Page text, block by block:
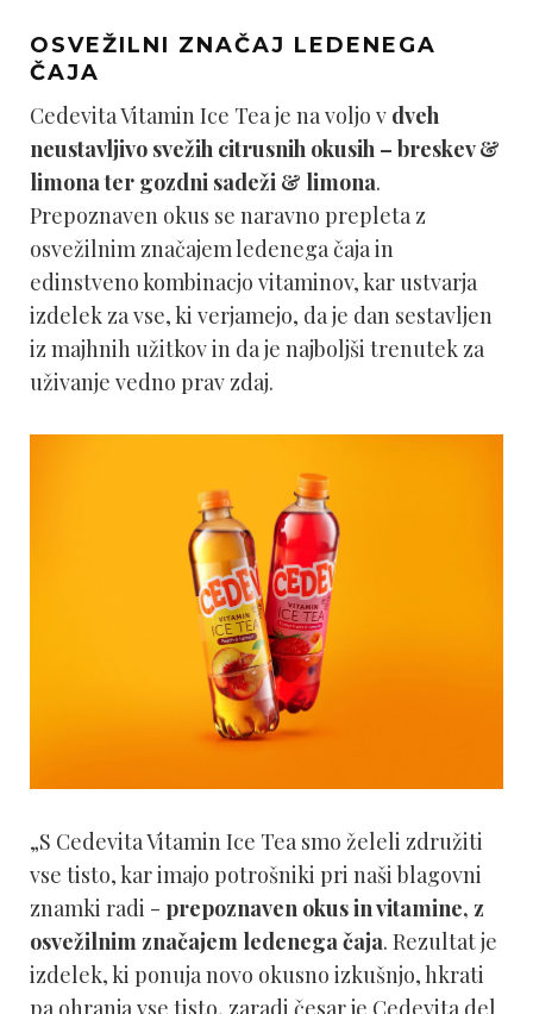
OSVEŽILNI ZNAČAJ LEDENEGA
ČAJA
Cedevita Vitamin Ice Tea je na voljo v dveh
neustavljivo svežih citrusnih okusih – breskev &
limona ter gozdni sadeži & limona.
Prepoznaven okus se naravno prepleta z
osvežilnim značajem ledenega čaja in
edinstveno kombinacjo vitaminov, kar ustvarja
izdelek za vse, ki verjamejo, da je dan sestavljen
iz majhnih užitkov in da je najboljši trenutek za
uživanje vedno prav zdaj.
„S Cedevita Vitamin Ice Tea smo želeli združiti
vse tisto, kar imajo potrošniki pri naši blagovni
znamki radi - prepoznaven okus in vitamine, z
osvežilnim značajem ledenega čaja. Rezultat je
izdelek, ki ponuja novo okusno izkušnjo, hkrati